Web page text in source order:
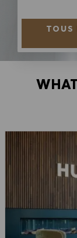
TOUS